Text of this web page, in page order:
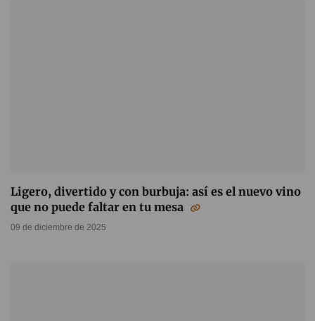
Ligero, divertido y con burbuja: así es el nuevo vino
que no puede faltar en tu mesa
09 de diciembre de 2025